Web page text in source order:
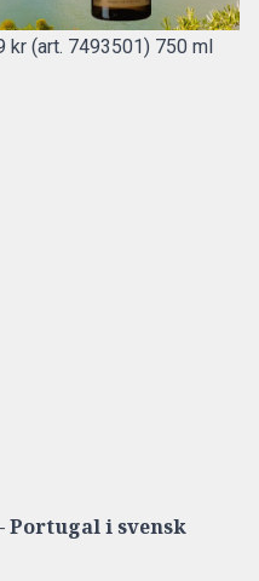
kr (art. 7493501) 750 ml
Portugal i svensk